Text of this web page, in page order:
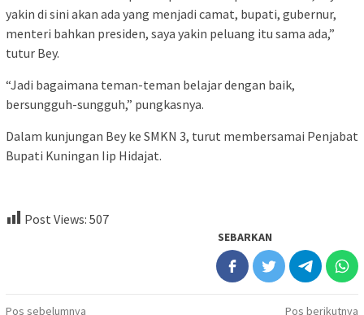
yakin di sini akan ada yang menjadi camat, bupati, gubernur,
menteri bahkan presiden, saya yakin peluang itu sama ada,”
tutur Bey.
“Jadi bagaimana teman-teman belajar dengan baik,
bersungguh-sungguh,” pungkasnya.
Dalam kunjungan Bey ke SMKN 3, turut membersamai Penjabat
Bupati Kuningan Iip Hidajat.
Post Views: 507
SEBARKAN
Pos sebelumnya
Pos berikutnya